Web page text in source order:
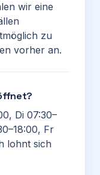
wir eine
zu
vorher an.
Di 07:30–
Fr
lohnt sich